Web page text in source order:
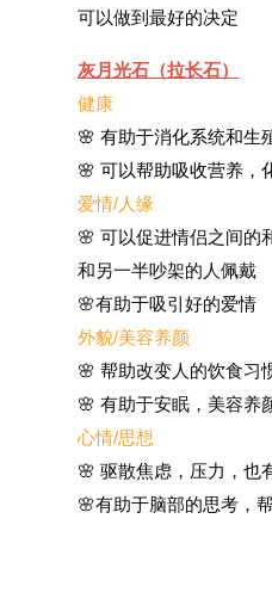
可以做到最好的决定
灰月光石（拉长石）
健康
🌸 有助于消化系统和生
🌸 可以帮助吸收营养，
爱情/人缘
🌸 可以促进情侣之间的
和另一半吵架的人佩戴
🌸有助于吸引好的爱情
外貌/美容养颜
🌸 帮助改变人的饮食习
🌸 有助于安眠，美容养
心情/思想
🌸 驱散焦虑，压力，也
🌸有助于脑部的思考，